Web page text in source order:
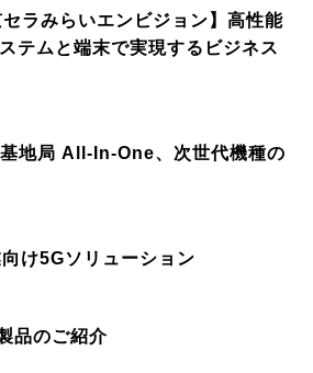
セラみらいエンビジョン】高性能
テムと端末で実現するビジネス
基地局 All-In-One、次世代機種の
け5Gソリューション
品のご紹介